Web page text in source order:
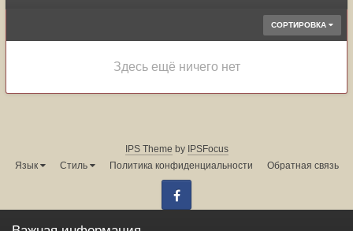
СОРТИРОВКА
Здесь ещё ничего нет
IPS Theme by IPSFocus
Язык
Стиль Политика конфиденциальности Обратная связь
Администрация форума: